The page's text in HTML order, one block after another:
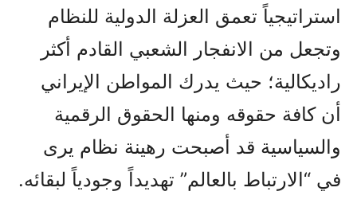
استراتيجياً تعمق العزلة الدولية للنظام
وتجعل من الانفجار الشعبي القادم أكثر
راديكالية؛ حيث يدرك المواطن الإيراني
أن كافة حقوقه ومنها الحقوق الرقمية
والسياسية قد أصبحت رهينة نظام يرى
في “الارتباط بالعالم” تهديداً وجودياً لبقائه.